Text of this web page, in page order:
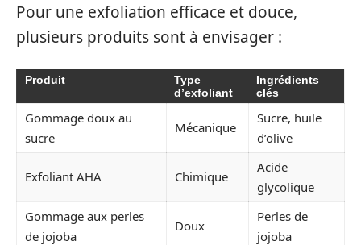
Pour une exfoliation efficace et douce,
plusieurs produits sont à envisager :
Produit
Type
d’exfoliant
Ingrédients
clés
Gommage doux au
sucre
Mécanique
Sucre, huile
d’olive
Exfoliant AHA Chimique
Acide
glycolique
Gommage aux perles
de jojoba
Doux
Perles de
jojoba